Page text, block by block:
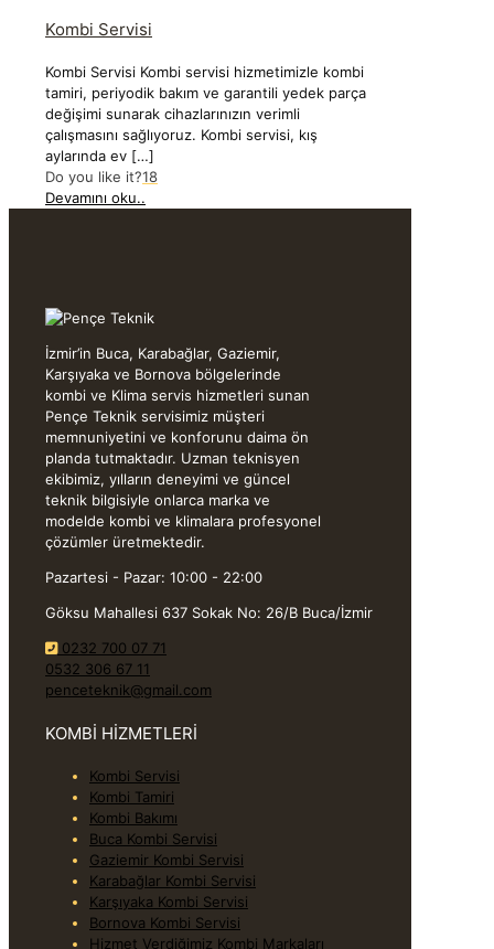
Kombi Servisi
Kombi Servisi Kombi servisi hizmetimizle kombi
tamiri, periyodik bakım ve garantili yedek parça
değişimi sunarak cihazlarınızın verimli
çalışmasını sağlıyoruz. Kombi servisi, kış
aylarında ev […]
Do you like it?18
Devamını oku..
İzmir’in Buca, Karabağlar, Gaziemir,
Karşıyaka ve Bornova bölgelerinde
kombi ve Klima servis hizmetleri sunan
Pençe Teknik servisimiz müşteri
memnuniyetini ve konforunu daima ön
planda tutmaktadır. Uzman teknisyen
ekibimiz, yılların deneyimi ve güncel
teknik bilgisiyle onlarca marka ve
modelde kombi ve klimalara profesyonel
çözümler üretmektedir.
Pazartesi - Pazar: 10:00 - 22:00
Göksu Mahallesi 637 Sokak No: 26/B Buca/İzmir
0232 700 07 71
0532 306 67 11
penceteknik@gmail.com
KOMBİ HİZMETLERİ
Kombi Servisi
Kombi Tamiri
Kombi Bakımı
Buca Kombi Servisi
Gaziemir Kombi Servisi
Karabağlar Kombi Servisi
Karşıyaka Kombi Servisi
Bornova Kombi Servisi
Hizmet Verdiğimiz Kombi Markaları